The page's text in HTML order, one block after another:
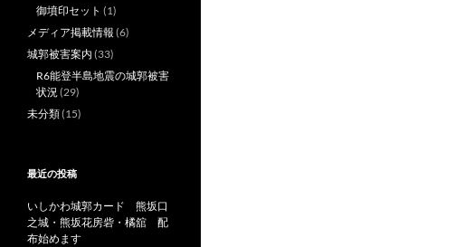
御墳印セット (1)
メディア掲載情報 (6)
城郭被害案内 (33)
R6能登半島地震の城郭被害
状況(29)
未分類(15)
最近の投稿
いしかわ城郭カード 熊坂口
之城・熊坂花房砦・橘舘 配
布始めます